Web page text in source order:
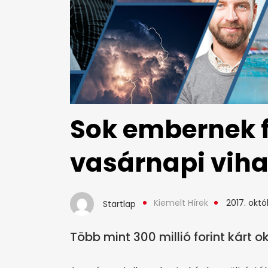
Sok
vasárnapi
Startlap Kiemelt Hírek 2017.
Több mint 300 millió forint kárt